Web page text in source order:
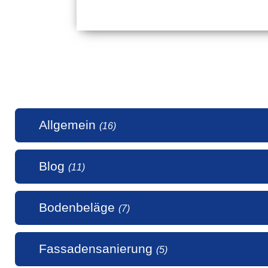
Allgemein (16)
50
Blog (11)
Alte
Bodenbeläge (7)
Fassadensanierung (5)